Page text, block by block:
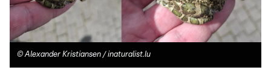
©Alexander Kristiansen / inaturalist.lu